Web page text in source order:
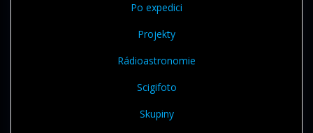
Po expedici
Projekty
Rádioastronomie
Scigifoto
Skupiny